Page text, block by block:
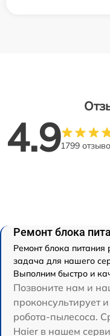
4.91799
Ремонт блока
Ремонт блока
задача для нашего
Выполним быстро и
Позвоните нам и
проконсультирует
робота-пылесоса.
Haier в нашем